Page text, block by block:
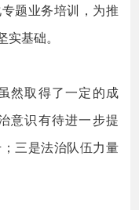
题业务培训，为推
基础。
取得了一定的成
意识有待进一步提
三是法治队伍力量